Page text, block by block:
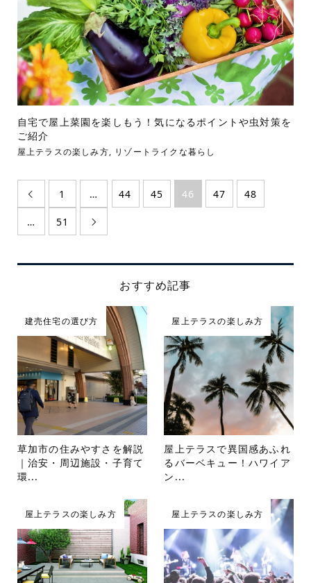
自宅で屋上菜園を楽しもう！気になるポイントや虫対策を
ご紹介
屋上テラスの楽しみ方, リゾートライクな暮らし
 1 … 44 45 46 47 48
… 51 
おすすめ記事
建売住宅の選び方
草加市の住みやすさを解説
｜治安・周辺施設・子育て
環...
屋上テラスの楽しみ方
屋上テラスで異国感あふれ
るバーベキュー！ハワイア
ン...
屋上テラスの楽しみ方 屋上テラスの楽しみ方